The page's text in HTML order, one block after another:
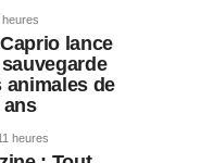
heures
lance
animales de
ans
heures